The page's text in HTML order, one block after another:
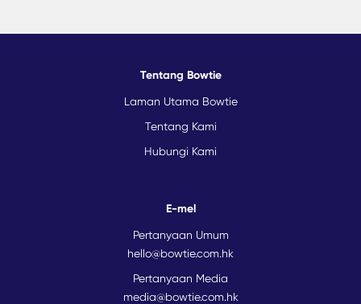
Tentang Bowtie
Laman Utama Bowtie
Tentang Kami
Hubungi Kami
E-mel
Pertanyaan Umum
hello@bowtie.com.hk
Pertanyaan Media
media@bowtie.com.hk